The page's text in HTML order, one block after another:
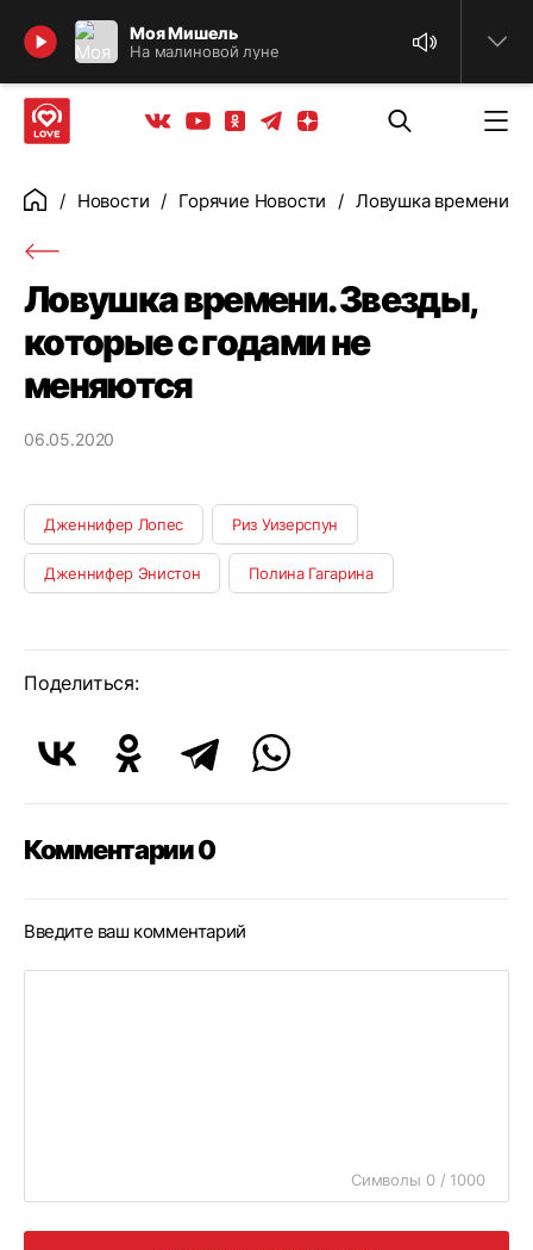
Моя Мишель
На малиновой луне
Найти
Вконтакте
YoutubeОдноклассники
ТелеграмЯндекс дзен
ГлавнаяНовости Горячие Новости Ловушка времени.
Ловушка времени. Звезды,
которые с годами не
меняются
06.05.2020
Дженнифер Лопес Риз Уизерспун
Дженнифер Энистон Полина Гагарина
Поделиться:
Комментарии 0
Введите ваш комментарий
Символы 0 / 1000